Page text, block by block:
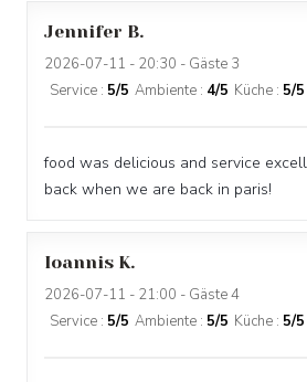
Jennifer B
2026-07-11 - 20:30 - Gäste 3
Service : 5/5 Ambiente : 4/5 Küche : 5/5
food was delicious and service
back when we are back in paris!
Ioannis K
2026-07-11 - 21:00 - Gäste 4
Service : 5/5 Ambiente : 5/5 Küche : 5/5